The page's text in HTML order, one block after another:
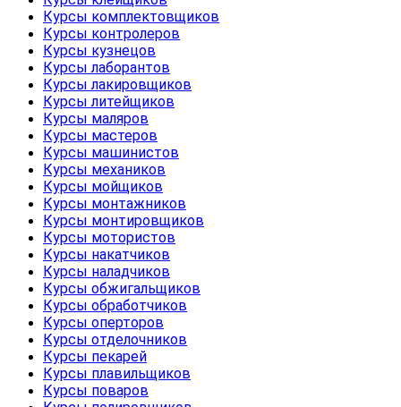
Курсы комплектовщиков
Курсы контролеров
Курсы кузнецов
Курсы лаборантов
Курсы лакировщиков
Курсы литейщиков
Курсы маляров
Курсы мастеров
Курсы машинистов
Курсы механиков
Курсы мойщиков
Курсы монтажников
Курсы монтировщиков
Курсы мотористов
Курсы накатчиков
Курсы наладчиков
Курсы обжигальщиков
Курсы обработчиков
Курсы оперторов
Курсы отделочников
Курсы пекарей
Курсы плавильщиков
Курсы поваров